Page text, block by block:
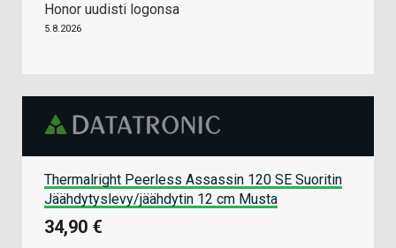
Honor uudisti logonsa
5.8.2026
Thermalright Peerless Assassin 120 SE Suoritin
Jäähdytyslevy/jäähdytin 12 cm Musta
34,90 €